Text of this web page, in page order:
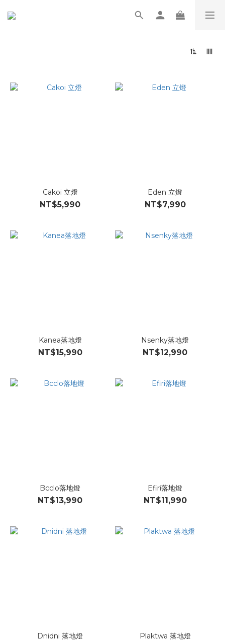
Cakoi 立燈
NT$5,990
Eden 立燈
NT$7,990
Kanea落地燈
NT$15,990
Nsenky落地燈
NT$12,990
Bcclo落地燈
NT$13,990
Efiri落地燈
NT$11,990
Dnidni 落地燈 Plaktwa 落地燈